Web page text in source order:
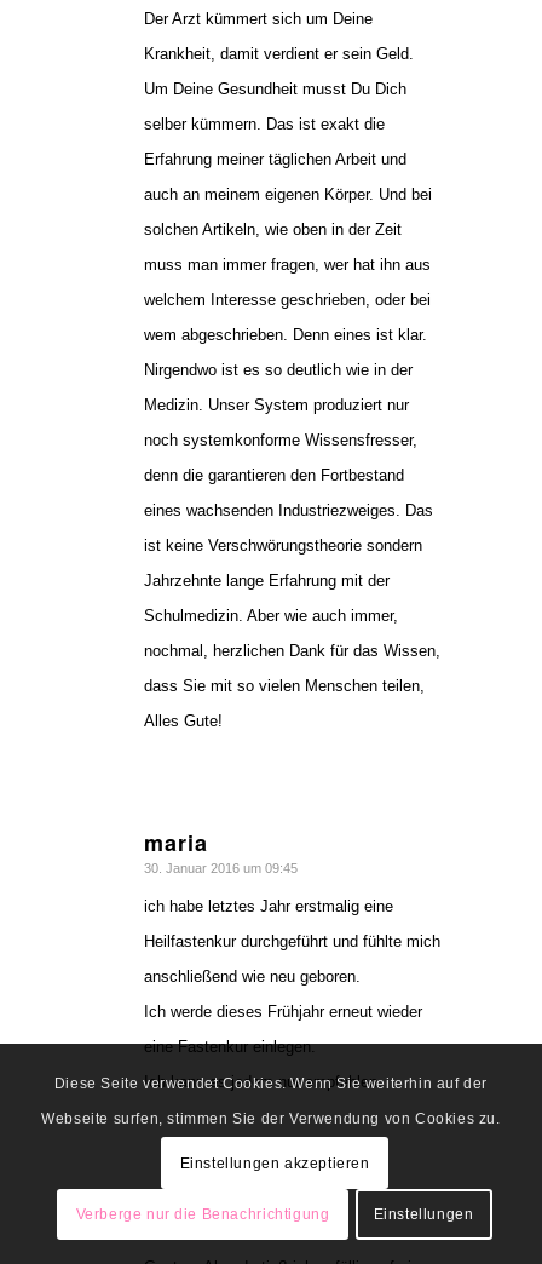
Der Arzt kümmert sich um Deine
Krankheit, damit verdient er sein Geld.
Um Deine Gesundheit musst Du Dich
selber kümmern. Das ist exakt die
Erfahrung meiner täglichen Arbeit und
auch an meinem eigenen Körper. Und bei
solchen Artikeln, wie oben in der Zeit
muss man immer fragen, wer hat ihn aus
welchem Interesse geschrieben, oder bei
wem abgeschrieben. Denn eines ist klar.
Nirgendwo ist es so deutlich wie in der
Medizin. Unser System produziert nur
noch systemkonforme Wissensfresser,
denn die garantieren den Fortbestand
eines wachsenden Industriezweiges. Das
ist keine Verschwörungstheorie sondern
Jahrzehnte lange Erfahrung mit der
Schulmedizin. Aber wie auch immer,
nochmal, herzlichen Dank für das Wissen,
dass Sie mit so vielen Menschen teilen,
Alles Gute!
maria
sagte:
30. Januar 2016 um 09:45
ich habe letztes Jahr erstmalig eine
Heilfastenkur durchgeführt und fühlte mich
anschließend wie neu geboren.
Ich werde dieses Frühjahr erneut wieder
eine Fastenkur einlegen.
Ich kann es jedem nur empfehlen.
Birgit
Diese Seite verwendet Cookies. Wenn Sie weiterhin auf der
Webseite surfen, stimmen Sie der Verwendung von Cookies zu.
Einstellungen akzeptieren
Verberge nur die Benachrichtigung Einstellungen